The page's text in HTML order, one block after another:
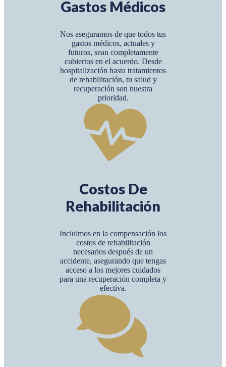
Gastos Médicos
Nos aseguramos de que todos tus
gastos médicos, actuales y
futuros, sean completamente
cubiertos en el acuerdo. Desde
hospitalización hasta tratamientos
de rehabilitación, tu salud y
recuperación son nuestra
prioridad.
Costos De
Rehabilitación
Incluimos en la compensación los
costos de rehabilitación
necesarios después de un
accidente, asegurando que tengas
acceso a los mejores cuidados
para una recuperación completa y
efectiva.